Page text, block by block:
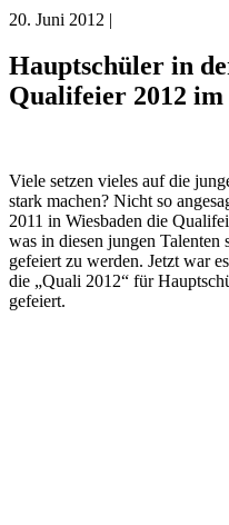
20. Juni 2012 |
Hauptschüler in
Qualifeier 2012
Viele setzen vieles auf die
stark machen? Nicht so
2011 in Wiesbaden die
was in diesen jungen Talenten
gefeiert zu werden. Jetzt war
die „Quali 2012“ für
gefeiert.